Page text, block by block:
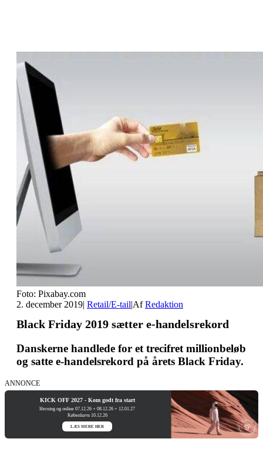
Foto: Pixabay.com
2. december 2019| Retail/E-tail|AfRedaktion
Black Friday 2019 sætter e-handelsrekord
Danskerne handlede for et trecifret millionbeløb
og satte e-handelsrekord på årets Black Friday.
ANNONCE
KICK OFF 2027 - Kom godt fra start
Herning og online 07.12.26 + 08.12.26 + 12.01.27
København 10.12.26
LÆS MERE HER